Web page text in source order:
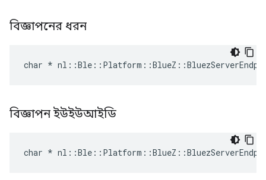
বিজ্ঞাপনের ধরন
char *
বিজ্ঞাপন ইউইউআইডি
char *